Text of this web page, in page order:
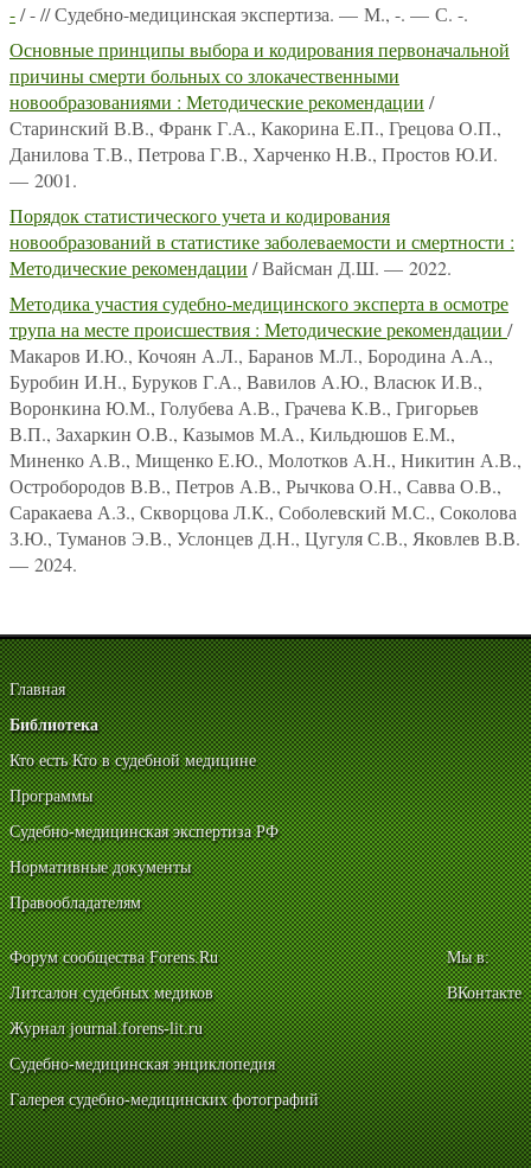
-/ - // Судебно-медицинская экспертиза. — М., -. — С. -.
Основные принципы выбора и кодирования первоначальной
причины смерти больных со злокачественными
новообразованиями : Методические рекомендации /
Старинский В.В., Франк Г.А., Какорина Е.П., Грецова О.П.,
Данилова Т.В., Петрова Г.В., Харченко Н.В., Простов Ю.И.
— 2001.
Порядок статистического учета и кодирования
новообразований в статистике заболеваемости и смертности :
Методические рекомендации / Вайсман Д.Ш. — 2022.
Методика участия судебно-медицинского эксперта в осмотре
трупа на месте происшествия : Методические рекомендации /
Макаров И.Ю., Кочоян А.Л., Баранов М.Л., Бородина А.А.,
Буробин И.Н., Буруков Г.А., Вавилов А.Ю., Власюк И.В.,
Воронкина Ю.М., Голубева А.В., Грачева К.В., Григорьев
В.П., Захаркин О.В., Казымов М.А., Кильдюшов Е.М.,
Миненко А.В., Мищенко Е.Ю., Молотков А.Н., Никитин А.В.,
Остробородов В.В., Петров А.В., Рычкова О.Н., Савва О.В.,
Саракаева А.З., Скворцова Л.К., Соболевский М.С., Соколова
З.Ю., Туманов Э.В., Услонцев Д.Н., Цугуля С.В., Яковлев В.В.
— 2024.
Главная
Библиотека
Кто есть Кто в судебной медицине
Программы
Судебно-медицинская экспертиза РФ
Нормативные документы
Правообладателям
Форум сообщества Forens.Ru
Литсалон судебных медиков
Журнал journal.forens-lit.ru
Судебно-медицинская энциклопедия
Галерея судебно-медицинских фотографий
Мы в:
ВКонтакте